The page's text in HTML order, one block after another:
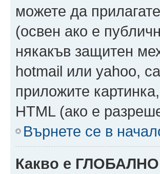
можете да
(освен ако е
някакъв защитен
hotmail или yahoo,
приложите
HTML (ако е
Върнете се в
Какво е